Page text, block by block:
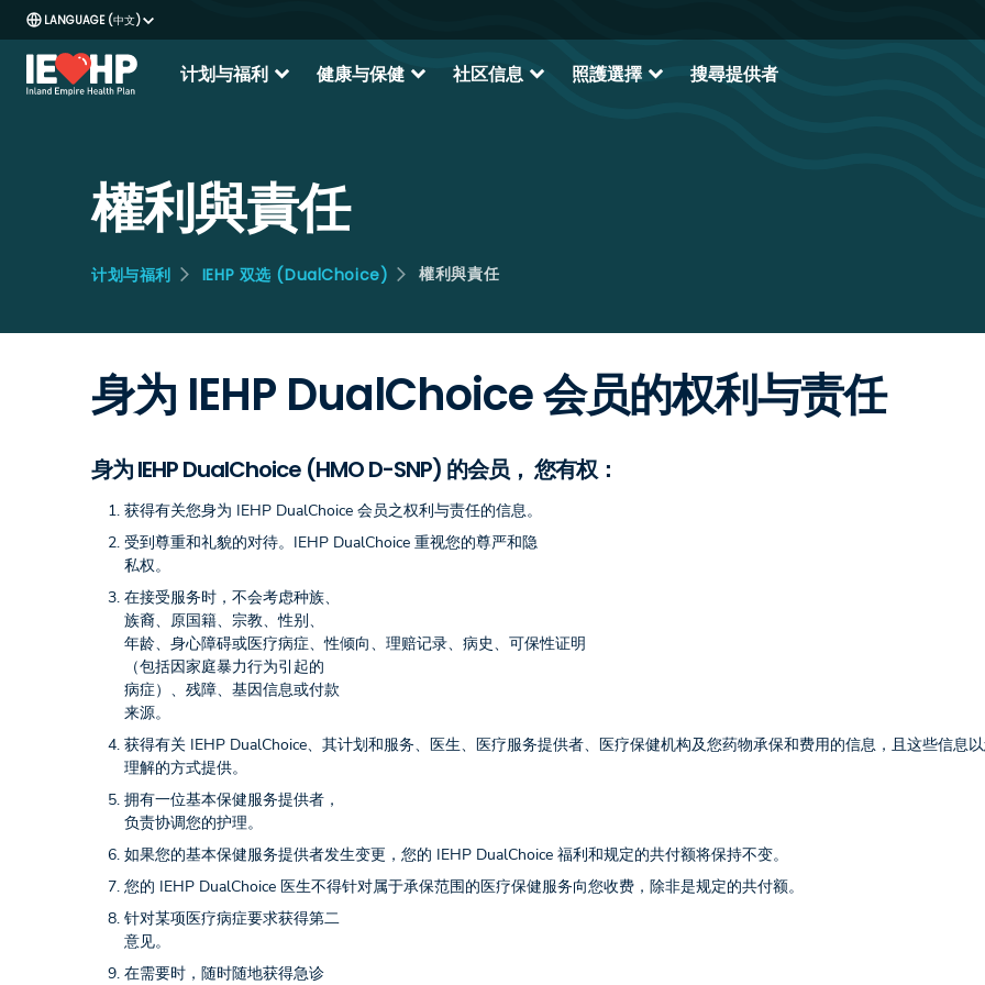
中文
计划与福利 expand_more 健康与保健 expand_more 社区信息expand_more 照護選擇 expand_more 搜尋提供者
權利與責任
计划与福利 IEHP 双选 (DualChoice) 權利與責任
身为 IEHP DualChoice 会员的权利与责任
身为 IEHP DualChoice (HMO D-SNP) 的会员， 您有权：
获得有关您身为 IEHP DualChoice 会员之权利与责任的信息。
受到尊重和礼貌的对待。IEHP DualChoice 重视您的尊严和隐
私权。
在接受服务时，不会考虑种族、
族裔、原国籍、宗教、性别、
年龄、身心障碍或医疗病症、性倾向、理赔记录、病史、可保性证明
（包括因家庭暴力行为引起的
病症）、残障、基因信息或付款
来源。
获得有关 IEHP DualChoice、其计划和服务、医生、医疗服务提供者、医疗保健机构及您药物承保和费用的信息，且这些信息
理解的方式提供。
拥有一位基本保健服务提供者，
负责协调您的护理。
如果您的基本保健服务提供者发生变更，您的 IEHP DualChoice 福利和规定的共付额将保持不变。
您的 IEHP DualChoice 医生不得针对属于承保范围的医疗保健服务向您收费，除非是规定的共付额。
针对某项医疗病症要求获得第二
意见。
在需要时，随时随地获得急诊